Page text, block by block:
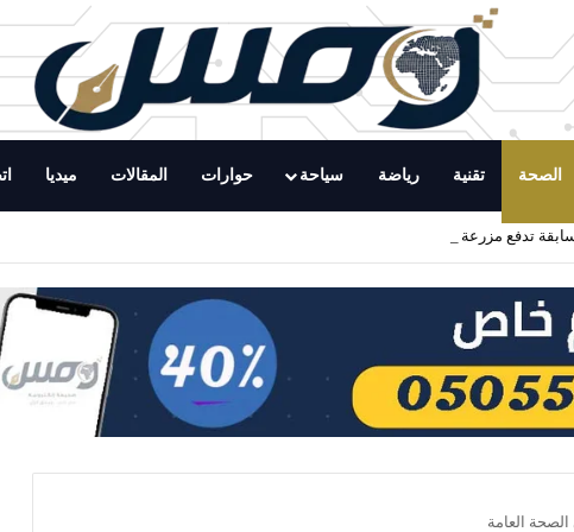
الصحة تقنية رياضة سياحة حوارات المقالات ميديا
مزرعة إيرلندية للمشاركة بـ 200 صقر في المزاد الدولي
العامة